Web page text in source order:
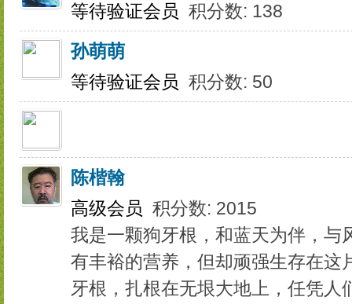
等待验证会员 积分数: 138
孙萌萌
等待验证会员 积分数: 50
陈楷翰
高级会员 积分数: 2015
我是一颗狗牙根，和蓝天为伴，与
有丰裕的营养，但却顽强生存在
牙根，扎根在无垠大地上，任凭人